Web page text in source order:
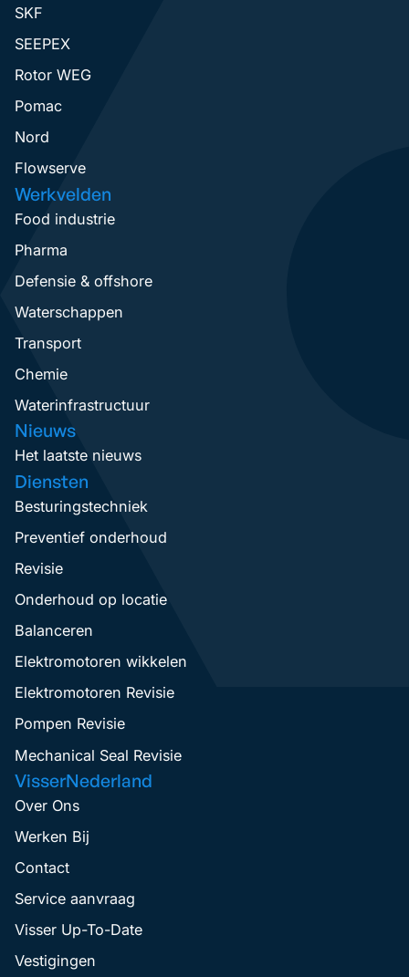
SKF
SEEPEX
Rotor WEG
Pomac
Nord
Flowserve
Werkvelden
Food industrie
Pharma
Defensie & offshore
Waterschappen
Transport
Chemie
Waterinfrastructuur
Nieuws
Het laatste nieuws
Diensten
Besturingstechniek
Preventief onderhoud
Revisie
Onderhoud op locatie
Balanceren
Elektromotoren wikkelen
Elektromotoren Revisie
Pompen Revisie
Mechanical Seal Revisie
VisserNederland
Over Ons
Werken Bij
Contact
Service aanvraag
Visser Up-To-Date
Vestigingen